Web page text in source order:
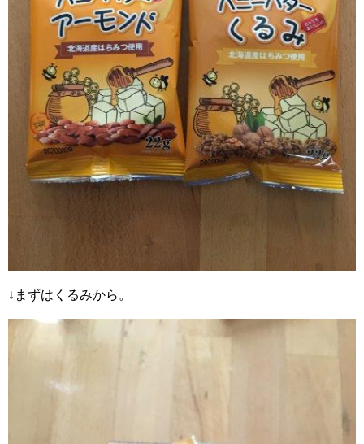
↓まずはくるみから。